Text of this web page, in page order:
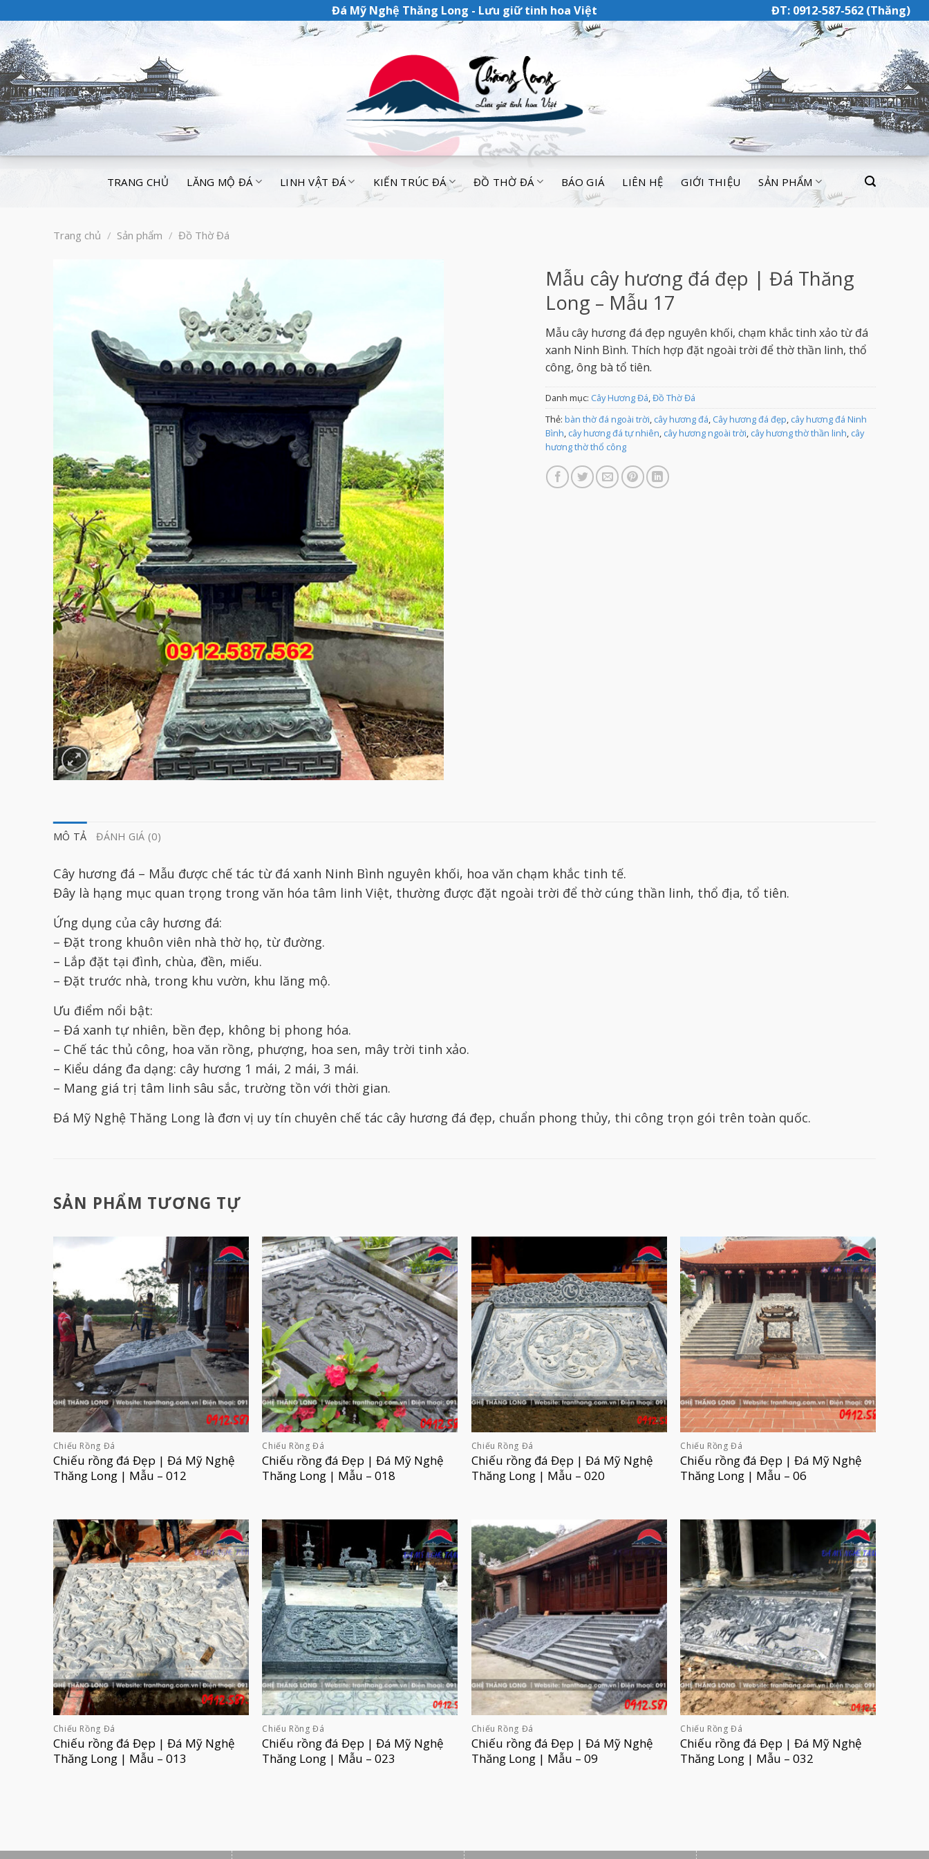
Đá Mỹ Nghệ Thăng Long - Lưu giữ tinh hoa Việt ĐT: 0912-587-562 (Thăng)
TRANG CHỦ LĂNG MỘ ĐÁ LINH VẬT ĐÁ KIẾN TRÚC ĐÁ ĐỒ THỜ ĐÁ BÁO GIÁ LIÊN HỆ GIỚI THIỆU SẢN PHẨM
Trang chủ / Sản phẩm / Đồ Thờ Đá
Mẫu cây hương đá đẹp | Đá Thăng
Long – Mẫu 17
Mẫu cây hương đá đẹp nguyên khối, chạm khắc tinh xảo từ đá
xanh Ninh Bình. Thích hợp đặt ngoài trời để thờ thần linh, thổ
công, ông bà tổ tiên.
Danh mục: Cây Hương Đá Đồ Thờ Đá
Thẻ: bàn thờ đá ngoài trời cây hương đá Cây hương đá đẹp cây hương đá Ninh
Bình cây hương đá tự nhiên cây hương ngoài trời cây hương thờ thần linh cây
hương thờ thổ công
MÔ TẢ ĐÁNH GIÁ (0)
Cây hương đá – Mẫu được chế tác từ đá xanh Ninh Bình nguyên khối, hoa văn chạm khắc tinh tế.
Đây là hạng mục quan trọng trong văn hóa tâm linh Việt, thường được đặt ngoài trời để thờ cúng thần linh, thổ địa, tổ tiên.
Ứng dụng của cây hương đá:
– Đặt trong khuôn viên nhà thờ họ, từ đường.
– Lắp đặt tại đình, chùa, đền, miếu.
– Đặt trước nhà, trong khu vườn, khu lăng mộ.
Ưu điểm nổi bật:
– Đá xanh tự nhiên, bền đẹp, không bị phong hóa.
– Chế tác thủ công, hoa văn rồng, phượng, hoa sen, mây trời tinh xảo.
– Kiểu dáng đa dạng: cây hương 1 mái, 2 mái, 3 mái.
– Mang giá trị tâm linh sâu sắc, trường tồn với thời gian.
Đá Mỹ Nghệ Thăng Long là đơn vị uy tín chuyên chế tác cây hương đá đẹp, chuẩn phong thủy, thi công trọn gói trên toàn quốc.
SẢN PHẨM TƯƠNG TỰ
Chiếu Rồng Đá
Chiếu rồng đá Đẹp | Đá Mỹ Nghệ
Thăng Long | Mẫu – 012
Chiếu Rồng Đá
Chiếu rồng đá Đẹp | Đá Mỹ Nghệ
Thăng Long | Mẫu – 018
Chiếu Rồng Đá
Chiếu rồng đá Đẹp | Đá Mỹ Nghệ
Thăng Long | Mẫu – 020
Chiếu Rồng Đá
Chiếu rồng đá Đẹp | Đá Mỹ Nghệ
Thăng Long | Mẫu – 06
Chiếu Rồng Đá
Chiếu rồng đá Đẹp | Đá Mỹ Nghệ
Thăng Long | Mẫu – 013
Chiếu Rồng Đá
Chiếu rồng đá Đẹp | Đá Mỹ Nghệ
Thăng Long | Mẫu – 023
Chiếu Rồng Đá
Chiếu rồng đá Đẹp | Đá Mỹ Nghệ
Thăng Long | Mẫu – 09
Chiếu Rồng Đá
Chiếu rồng đá Đẹp | Đá Mỹ Nghệ
Thăng Long | Mẫu – 032